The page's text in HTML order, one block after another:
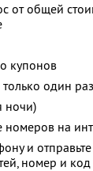
от общей
купонов
один раз
ночи)
номеров на
и
номер и